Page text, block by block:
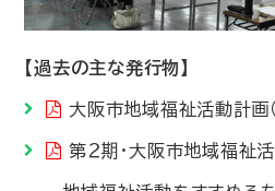
【過去の主な発行物】
大阪市地域福祉活動計画（
第２期・大阪市地域福祉活